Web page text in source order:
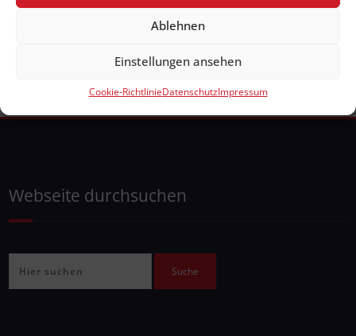
Ablehnen
Einstellungen ansehen
Cookie-RichtlinieDatenschutzImpressum
Webseite durchsuchen